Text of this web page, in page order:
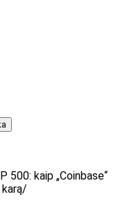
500: kaip „Coinbase“